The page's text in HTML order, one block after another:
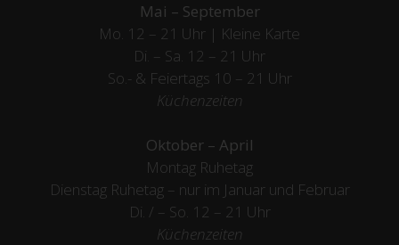
Mai – September
Mo. 12 – 21 Uhr | Kleine Karte
Di. – Sa. 12 – 21 Uhr
So.- & Feiertags 10 – 21 Uhr
Küchenzeiten
Oktober – April
Montag Ruhetag
Dienstag Ruhetag – nur im Januar und Februar
Di. / – So. 12 – 21 Uhr
Küchenzeiten